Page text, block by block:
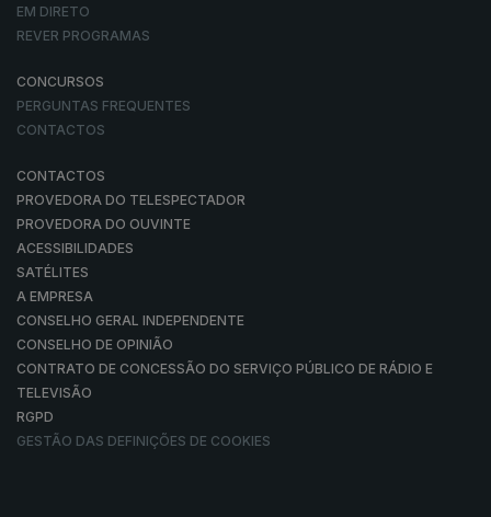
EM DIRETO
REVER PROGRAMAS
CONCURSOS
PERGUNTAS FREQUENTES
CONTACTOS
CONTACTOS
PROVEDORA DO TELESPECTADOR
PROVEDORA DO OUVINTE
ACESSIBILIDADES
SATÉLITES
A EMPRESA
CONSELHO GERAL INDEPENDENTE
CONSELHO DE OPINIÃO
CONTRATO DE CONCESSÃO DO SERVIÇO PÚBLICO DE RÁDIO E
TELEVISÃO
RGPD
GESTÃO DAS DEFINIÇÕES DE COOKIES